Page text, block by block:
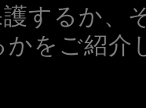
するか、
をご紹介